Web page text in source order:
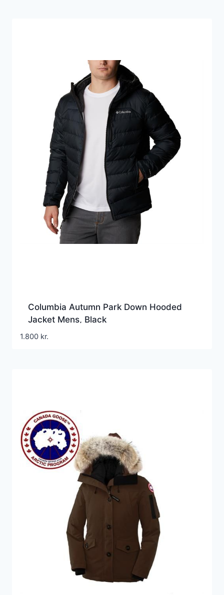
Columbia Autumn Park Down Hooded
Jacket Mens, Black
1.800 kr.